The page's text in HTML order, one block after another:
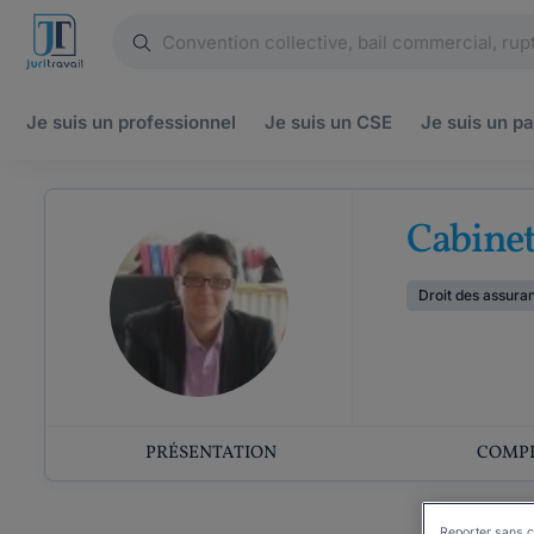
Je suis un professionnel Je suis un CSE Je suis un
Droit des
PRÉSENTATION